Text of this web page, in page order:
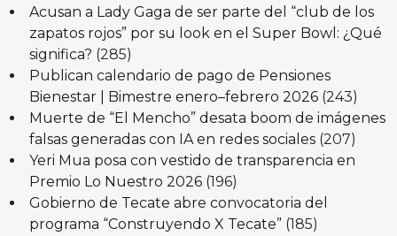
Acusan a Lady Gaga de ser parte del “club de los
zapatos rojos” por su look en el Super Bowl: ¿Qué
significa? (285)
Publican calendario de pago de Pensiones
Bienestar | Bimestre enero–febrero 2026 (243)
Muerte de “El Mencho” desata boom de imágenes
falsas generadas con IA en redes sociales (207)
Yeri Mua posa con vestido de transparencia en
Premio Lo Nuestro 2026 (196)
Gobierno de Tecate abre convocatoria del
programa “Construyendo X Tecate” (185)